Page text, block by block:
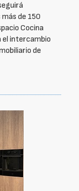
de 150
Cocina
el intercambio
de